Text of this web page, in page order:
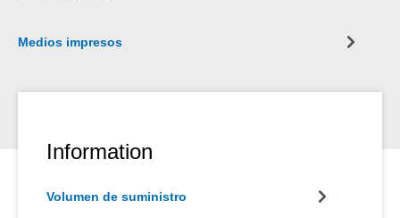
Medios impresos
Information
Volumen de suministro